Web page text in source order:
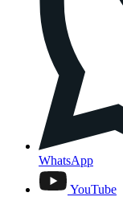
WhatsApp
YouTube